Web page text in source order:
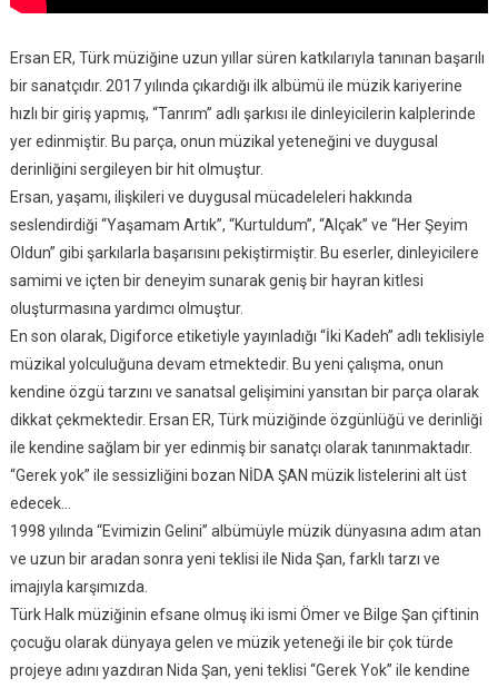
Ersan ER, Türk müziğine uzun yıllar süren katkılarıyla tanınan başarılı
bir sanatçıdır. 2017 yılında çıkardığı ilk albümü ile müzik kariyerine
hızlı bir giriş yapmış, “Tanrım” adlı şarkısı ile dinleyicilerin kalplerinde
yer edinmiştir. Bu parça, onun müzikal yeteneğini ve duygusal
derinliğini sergileyen bir hit olmuştur.
Ersan, yaşamı, ilişkileri ve duygusal mücadeleleri hakkında
seslendirdiği “Yaşamam Artık”, “Kurtuldum”, “Alçak” ve “Her Şeyim
Oldun” gibi şarkılarla başarısını pekiştirmiştir. Bu eserler, dinleyicilere
samimi ve içten bir deneyim sunarak geniş bir hayran kitlesi
oluşturmasına yardımcı olmuştur.
En son olarak, Digiforce etiketiyle yayınladığı “İki Kadeh” adlı teklisiyle
müzikal yolculuğuna devam etmektedir. Bu yeni çalışma, onun
kendine özgü tarzını ve sanatsal gelişimini yansıtan bir parça olarak
dikkat çekmektedir. Ersan ER, Türk müziğinde özgünlüğü ve derinliği
ile kendine sağlam bir yer edinmiş bir sanatçı olarak tanınmaktadır.
“Gerek yok” ile sessizliğini bozan NİDA ŞAN müzik listelerini alt üst
edecek…
1998 yılında “Evimizin Gelini” albümüyle müzik dünyasına adım atan
ve uzun bir aradan sonra yeni teklisi ile Nida Şan, farklı tarzı ve
imajıyla karşımızda.
Türk Halk müziğinin efsane olmuş iki ismi Ömer ve Bilge Şan çiftinin
çocuğu olarak dünyaya gelen ve müzik yeteneği ile bir çok türde
projeye adını yazdıran Nida Şan, yeni teklisi “Gerek Yok” ile kendine